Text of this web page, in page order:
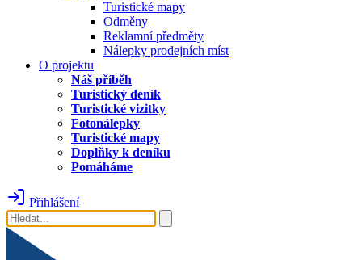
Turistické mapy
Odměny
Reklamní předměty
Nálepky prodejních míst
O projektu
Náš příběh
Turistický deník
Turistické vizitky
Fotonálepky
Turistické mapy
Doplňky k deníku
Pomáháme
Přihlášení